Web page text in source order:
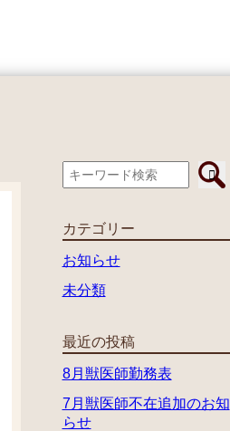
カテゴリー
お知らせ
未分類
最近の投稿
8月獣医師勤務表
7月獣医師不在追加のお知
らせ